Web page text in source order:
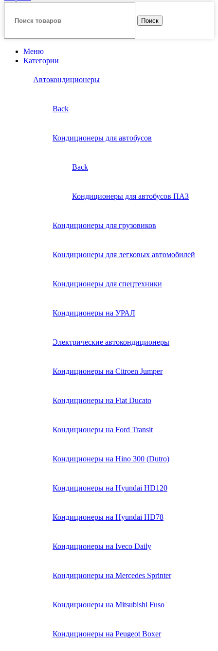
Поиск
Меню
Категории
Автокондиционеры
Back
Кондиционеры для автобусов
Back
Кондиционеры для автобусов ПАЗ
Кондиционеры для грузовиков
Кондиционеры для легковых автомобилей
Кондиционеры для спецтехники
Кондиционеры на УРАЛ
Электрические автокондиционеры
Кондиционеры на Citroen Jumper
Кондиционеры на Fiat Ducato
Кондиционеры на Ford Transit
Кондиционеры на Hino 300 (Dutro)
Кондиционеры на Hyundai HD120
Кондиционеры на Hyundai HD78
Кондиционеры на Iveco Daily
Кондиционеры на Mercedes Sprinter
Кондиционеры на Mitsubishi Fuso
Кондиционеры на Peugeot Boxer